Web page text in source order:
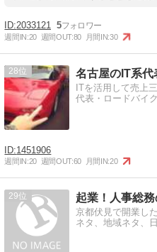
2033121 5
週間IN:20 週間OUT:80 月間IN:30
28 名古屋のIT系
ITを活用して売上
代表・ロードバイ
1451906
週間IN:20 週間OUT:60 月間IN:20
29 起業！人事総
京都伏見で開業し
ネタ、地域ネタ、